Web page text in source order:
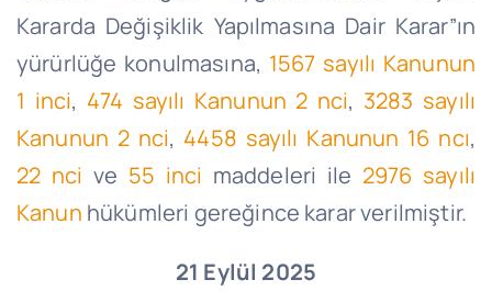
Kararda Değişiklik Yapılmasına Dair Karar”ın
yürürlüğe konulmasına, 1567 sayılı Kanunun
1 inci, 474 sayılı Kanunun 2 nci, 3283 sayılı
Kanunun 2 nci, 4458 sayılı Kanunun 16 ncı,
22 nci ve 55 inci maddeleri ile 2976 sayılı
Kanun hükümleri gereğince karar verilmiştir.
21 Eylül 2025